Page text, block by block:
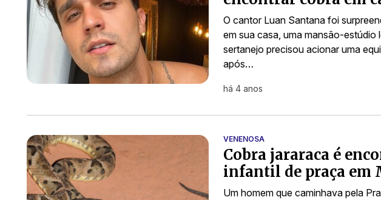
O cantor Luan Santana foi
em sua casa, uma mansão-estúdio
sertanejo precisou acionar uma
após…
há 4 anos
VENENOSA
Cobra jararaca é
infantil de praça em
Um homem que caminhava pela